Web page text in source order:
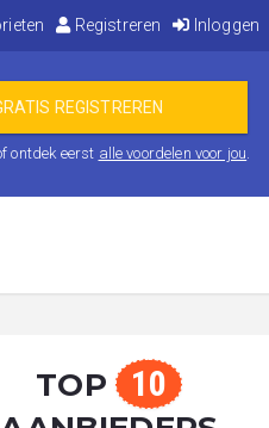
Registreren Inloggen
ontdek eerst alle voordelen voor jou.
TOP 10